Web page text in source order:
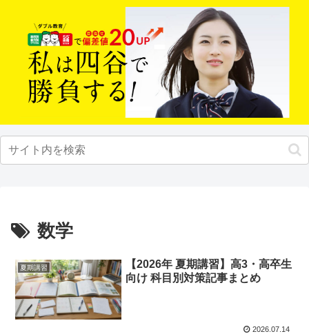
数学
夏期講習
【2026年 夏期講習】高3・高卒生
向け 科目別対策記事まとめ
2026.07.14